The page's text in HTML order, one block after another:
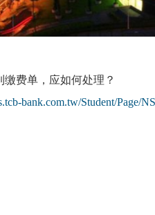
费单，应如何处理？
bank.com.tw/Student/Page/